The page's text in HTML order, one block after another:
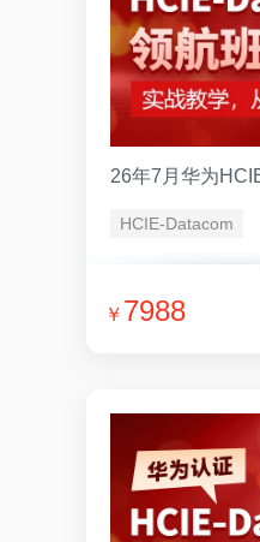
HCIE-Datacom
￥ 7988